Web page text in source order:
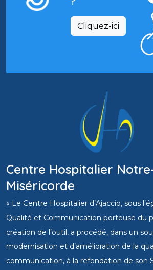
Cliquez-ici
Centre Hospitalier
Miséricorde
« Le Centre Hospitalier d’Ajaccio, sous
Qualité et Communication porteuse du
création de l’outil, a procédé, dans un
modernisation et d’amélioration de la
communication, à la refondation de son